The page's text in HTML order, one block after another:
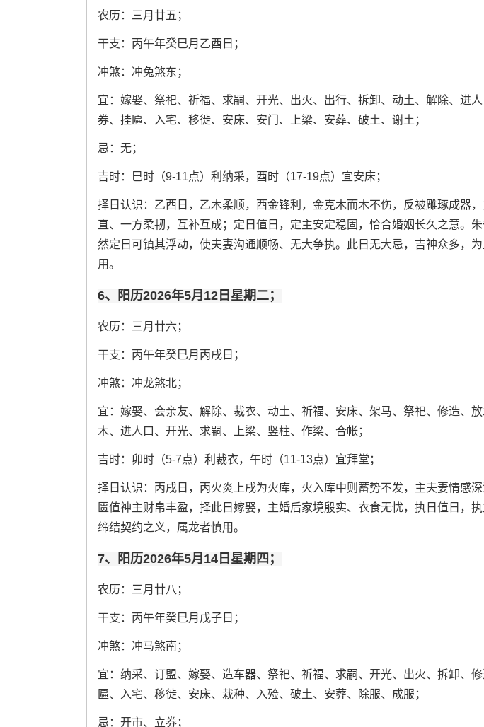
农历：三月廿五；
干支：丙午年癸巳月乙酉日；
冲煞：冲兔煞东；
宜：嫁娶、祭祀、祈福、求嗣、开光、出火、出行、拆卸、动土、解除、进
券、挂匾、入宅、移徙、安床、安门、上梁、安葬、破土、谢土；
忌：无；
吉时：巳时（9-11点）利纳采，酉时（17-19点）宜安床；
择日认识：乙酉日，乙木柔顺，酉金锋利，金克木而木不伤，反被雕琢成器
直、一方柔韧，互补互成；定日值日，定主安定稳固，恰合婚姻长久之意。朱
然定日可镇其浮动，使夫妻沟通顺畅、无大争执。此日无大忌，吉神众多，
用。
6、阳历2026年5月12日星期二；
农历：三月廿六；
干支：丙午年癸巳月丙戌日；
冲煞：冲龙煞北；
宜：嫁娶、会亲友、解除、裁衣、动土、祈福、安床、架马、祭祀、修造、
木、进人口、开光、求嗣、上梁、竖柱、作梁、合帐；
吉时：卯时（5-7点）利裁衣，午时（11-13点）宜拜堂；
择日认识：丙戌日，丙火炎上戌为火库，火入库中则蓄势不发，主夫妻情感
匮值神主财帛丰盈，择此日嫁娶，主婚后家境殷实、衣食无忧，执日值日，
缔结契约之义，属龙者慎用。
7、阳历2026年5月14日星期四；
农历：三月廿八；
干支：丙午年癸巳月戊子日；
冲煞：冲马煞南；
宜：纳采、订盟、嫁娶、造车器、祭祀、祈福、求嗣、开光、出火、拆卸、
匾、入宅、移徙、安床、栽种、入殓、破土、安葬、除服、成服；
忌：开市、立券；